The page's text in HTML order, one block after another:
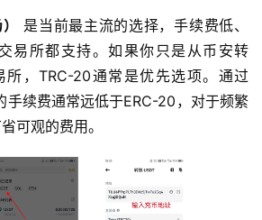
是当前最主流的选择，手续费低、
易所都支持。如果你只是从币安转
所，TRC-20通常是优先选项。通过
手续费通常远低于ERC-20，对于频繁
可观的费用。